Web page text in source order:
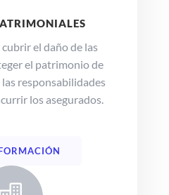
el daño de las
el patrimonio de
responsabilidades
los asegurados.